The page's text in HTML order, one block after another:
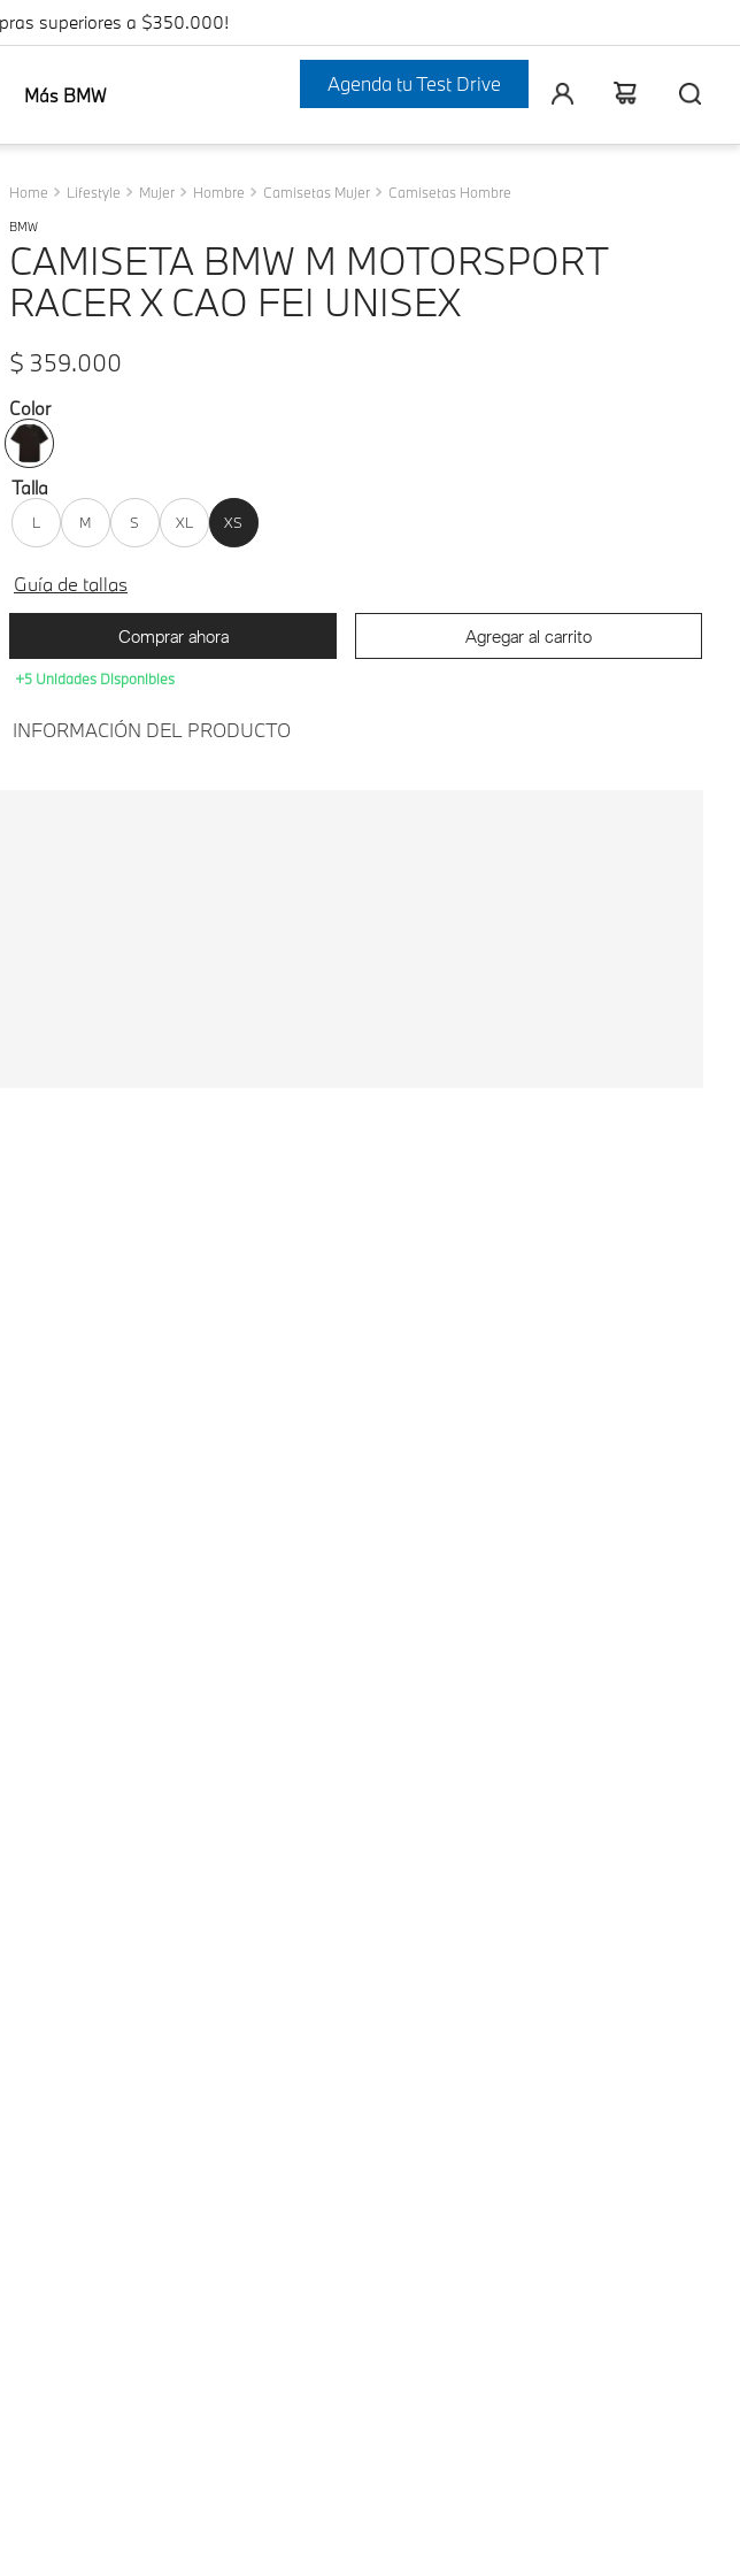
superiores a $350.000!
Más BMW Agenda tu Test Drive
Lifestyle Mujer Hombre Camisetas Mujer Camisetas Hombre
BMW
CAMISETA BMW M MOTORSPORT
RACER X CAO FEI UNISEX
$ 359.000
Color
Talla
L M S XL XS
Guía de tallas
Comprar ahora Agregar al carrito
+5 Unidades Disponibles
INFORMACIÓN DEL PRODUCTO